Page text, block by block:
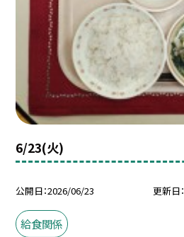
6/23(火)
公開日 2026/06/23 更新日
給食関係